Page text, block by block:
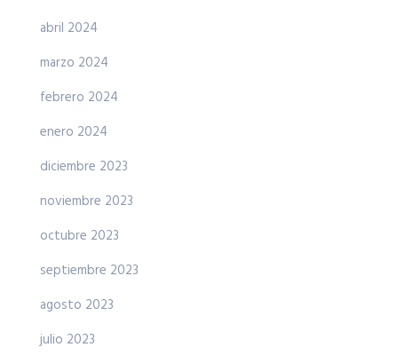
abril 2024
marzo 2024
febrero 2024
enero 2024
diciembre 2023
noviembre 2023
octubre 2023
septiembre 2023
agosto 2023
julio 2023